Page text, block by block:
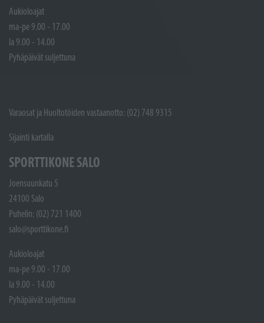
Aukioloajat
ma-pe 9.00 - 17.00
la 9.00 - 14.00
Pyhäpäivät suljettuna
Varaosat ja Huoltotöiden vastaanotto: (02) 748 9315
Sijainti kartalla
SPORTTIKONE SALO
Joensuunkatu 5
24100 Salo
Puhelin: (02) 721 1400
salo@sporttikone.fi
Aukioloajat
ma-pe 9.00 - 17.00
la 9.00 - 14.00
Pyhäpäivät suljettuna